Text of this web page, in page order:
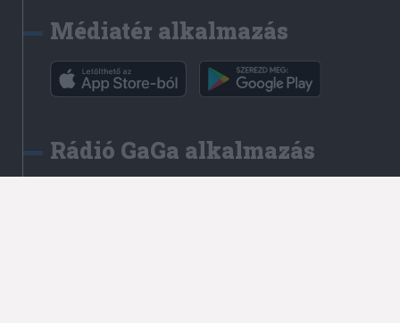
Médiatér alkalmazás
Rádió GaGa alkalmazás